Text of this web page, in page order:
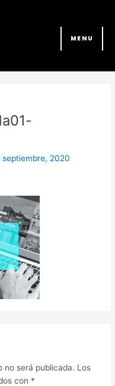
MENU
septiembre, 2020
no será publicada. Los
con *